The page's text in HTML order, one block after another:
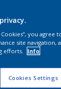
Cookies”, you
site navigation,
efforts.
Info
Cookies Settings